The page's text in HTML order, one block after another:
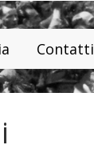
Contatti